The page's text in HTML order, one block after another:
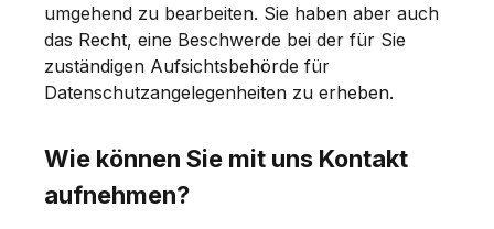
umgehend zu bearbeiten. Sie haben aber auch
das Recht, eine Beschwerde bei der für Sie
zuständigen Aufsichtsbehörde für
Datenschutzangelegenheiten zu erheben.
Wie können Sie mit uns Kontakt
aufnehmen?